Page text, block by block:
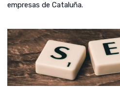
empresas de Cataluña.